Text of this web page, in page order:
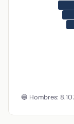
🔵 Hombres: